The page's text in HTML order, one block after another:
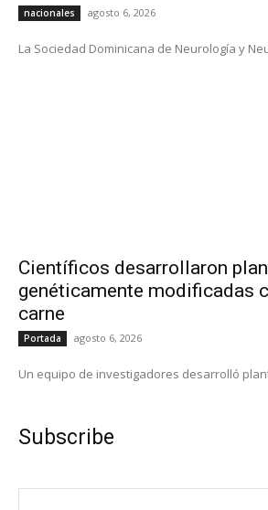
nacionales agosto 6, 2026
La Sociedad Dominicana de Neurología y
Científicos desarrollaron
genéticamente modificadas
carne
Portada agosto 6, 2026
Un equipo de investigadores desarrolló
Subscribe